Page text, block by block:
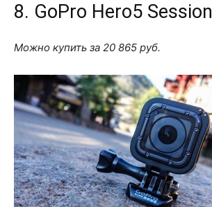
8. GoPro Hero5 Session
Можно купить за 20 865 руб.